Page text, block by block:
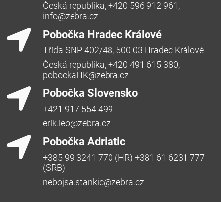
Česká republika, +420 596 912 961,
info@zebra.cz
Pobočka Hradec Králové
Třída SNP 402/48, 500 03 Hradec Králové
Česká republika, +420 491 615 380,
pobockaHK@zebra.cz
Pobočka Slovensko
+421 917 554 499
erik.leo@zebra.cz
Pobočka Adriatic
+385 99 3241 770 (HR) +381 61 6231 777
(SRB)
nebojsa.stankic@zebra.cz